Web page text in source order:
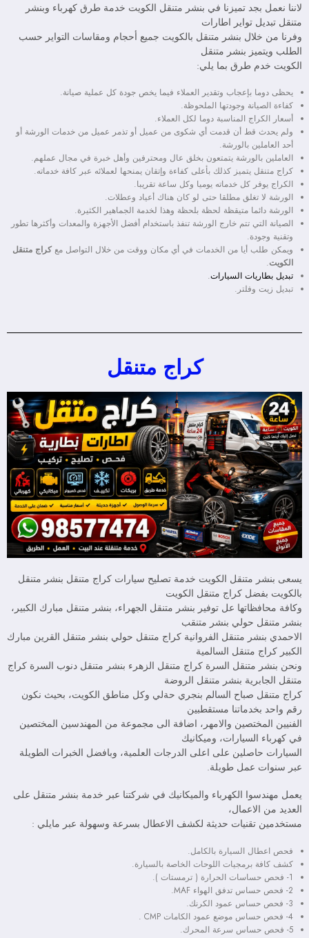
لاننا نعمل بجد تميزنا في بنشر متنقل الكويت خدمة طرق كهرباء وبنشر
متنقل تبديل تواير اطارات
وفرنا من خلال بنشر متنقل بالكويت جميع أحجام ومقاسات التواير حسب
الطلب ويتميز بنشر متنقل
الكويت خدم طرق بما يلي:
يحظى دوما بإعجاب وتقدير العملاء فيما يخص جودة كل عملية صيانة.
كفاءة الصيانة وجودتها الملحوظة.
أسعار الكراج المناسبة دوما لكل العملاء.
ولم يحدث قط أن قدمت أي شكوى من عميل أو تذمر عميل من خدمات الورشة أو
أحد العاملين بالورشة.
العاملين بالورشة يتمتعون بخلق عال ومحترفين وأهل خبرة في مجال عملهم.
كراج متنقل يتميز كذلك بأعلى كفاءة وإتقان يمنحها لعملائه عبر كافة خدماته.
الكراج يوفر كل خدماته يوميا وكل ساعة تقريبا.
الورشة لا تغلق مطلقا حتى لو كان هناك أعياد وعطلات.
الورشة دائما متيقظة لحظة بلحظة وهذا لخدمة الجماهير الكثيرة.
الصيانة التي تتم خارج الورشة تنفذ باستخدام أفضل الأجهزة والمعدات وأكثرها تطور
وتقنية وجودة.
ويمكن طلب أيا من الخدمات في أي مكان ووقت من خلال التواصل معكراج متنقل
الكويت.
تبديل بطاريات السيارات.
تبديل زيت وفلتر.
كراج متنقل
يسعى بنشر متنقل الكويت خدمة تصليح سيارات كراج متنقل بنشر متنقل
بالكويت بفضل كراج متنقل الكويت
وكافة محافظاتها عل توفير بنشر متنقل الجهراء، بنشر متنقل مبارك الكبير،
بنشر متنقل حولي بنشر متنقب
الاحمدي بنشر متنقل الفروانية كراج متنقل حولي بنشر متنقل القرين مبارك
الكبير كراج متنقل السالمية
ونحن بنشر متنقل السرة كراج متنقل الزهرء بنشر متنقل دنوب السرة كراج
متنقل الجابرية بنشر متنقل الروضة
كراج متنقل صباح السالم بنجري حةلي وكل مناطق الكويت، بحيث نكون
رقم واحد بخدماتنا مستقطبين
الفنيين المختصين والامهر، اضافة الى مجموعة من المهندسين المختصين
في كهرباء السيارات، وميكانيك
السيارات حاصلين على اعلى الدرجات العلمية، وبافضل الخبرات الطويلة
عبر سنوات عمل طويلة.
يعمل مهندسوا الكهرباء والميكانيك في شركتنا عبر خدمة بنشر متنقل على
العديد من الاعمال،
مستخدمين تقنيات حديثة لكشف الاعطال بسرعة وسهولة عبر مايلي :
فحص اعطال السيارة بالكامل.
كشف كافة برمجيات اللوحات الخاصة بالسيارة.
1- فحص حساسات الحرارة ( ترمستات ).
2- فحص حساس تدفق الهواء MAF.
3- فحص حساس عمود الكرنك.
4- فحص حساس موضع عمود الكامات CMP .
5- فحص حساس سرعة المحرك.